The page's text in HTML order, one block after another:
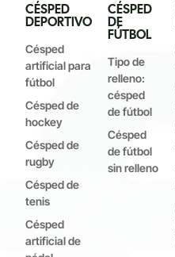
CÉSPED
DEPORTIVO
Césped
artificial para
fútbol
Césped de
hockey
Césped de
rugby
Césped de
tenis
Césped
artificial de
CÉSPED
DE
FÚTBOL
Tipo de
relleno:
césped
de fútbol
Césped
de fútbol
sin relleno